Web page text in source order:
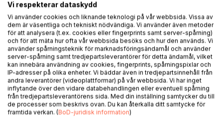
BESKRIVNING
This book introduces the subject of control engineering in
a modern way. It is suitable as literature for a basic course
in control engineering . It covers traditional methods based
on
- The Laplace transform
- State space descriptions
- Frequency descriptions
Vi respekterar dataskydd
Vi använder cookies och liknande teknologi på vår webbsida. Vissa av
dem är väsentliga och tekniskt nödvändiga. Vi använder även metoder
för att analysera (t.ex. cookies eller fingerprints samt server-spårning)
och för att mäta hur ofta vår webbsida besöks och hur den används. Vi
använder spårningsteknik för marknadsföringsändamål och använder
server-spårning samt tredjepartsleverantörer för detta ändamål, vilket
kan innebära användning av cookies, fingerprints, spårningspixlar och
IP-adresser på olika enheter. Vi bäddar även in tredjepartsinnehåll från
andra leverantörer (videoplattformar) på vår webbsida. Vi har inget
inflytande över den vidare databehandlingen eller eventuell spårning
från tredjepartsleverantörens sida. Med din inställning samtycker du till
de processer som beskrivs ovan. Du kan återkalla ditt samtycke för
framtida verkan. (BoD-juridisk information)